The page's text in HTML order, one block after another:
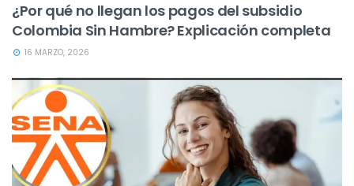
¿Por qué no llegan los pagos del subsidio
Colombia Sin Hambre? Explicación completa
16 MARZO, 2026